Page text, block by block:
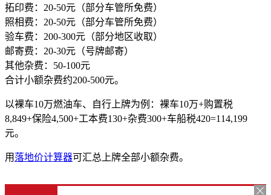
拓印费：20-50元（部分车管所免费）
照相费：20-50元（部分车管所免费）
验车费：200-300元（部分地区收取）
邮寄费：20-30元（号牌邮寄）
其他杂费：50-100元
合计小额杂费约200-500元。
以裸车10万燃油车、自行上牌为例：裸车10万+购置税
8,849+保险4,500+工本费130+杂费300+车船税420=114,199
元。
用 落地价计算器可汇总上牌全部小额杂费。